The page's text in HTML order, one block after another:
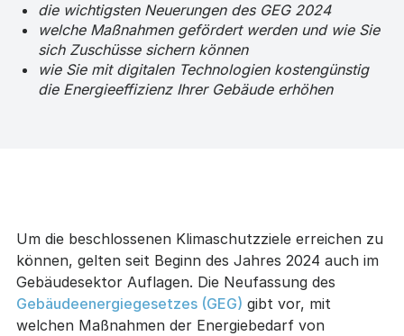
die wichtigsten Neuerungen des GEG 2024
welche Maßnahmen gefördert werden und wie Sie
sich Zuschüsse sichern können
wie Sie mit digitalen Technologien kostengünstig
die Energieeffizienz Ihrer Gebäude erhöhen
Um die beschlossenen Klimaschutzziele erreichen zu
können, gelten seit Beginn des Jahres 2024 auch im
Gebäudesektor Auflagen. Die Neufassung des
Gebäudeenergiegesetzes (GEG) gibt vor, mit
welchen Maßnahmen der Energiebedarf von